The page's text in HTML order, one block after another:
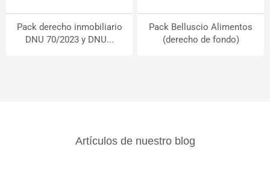
Pack derecho inmobiliario
DNU 70/2023 y DNU...
Pack Belluscio Alimentos
(derecho de fondo)
Artículos de nuestro blog